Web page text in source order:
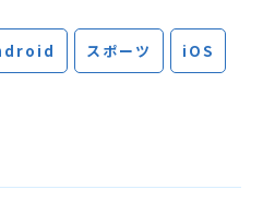
スポーツ iOS